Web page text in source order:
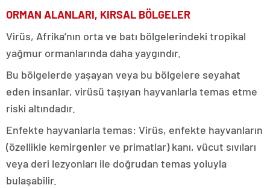
ORMAN ALANLARI, KIRSAL BÖLGELER
Virüs, Afrika’nın orta ve batı bölgelerindeki tropikal
yağmur ormanlarında daha yaygındır.
Bu bölgelerde yaşayan veya bu bölgelere seyahat
eden insanlar, virüsü taşıyan hayvanlarla temas etme
riski altındadır.
Enfekte hayvanlarla temas: Virüs, enfekte hayvanların
(özellikle kemirgenler ve primatlar) kanı, vücut sıvıları
veya deri lezyonları ile doğrudan temas yoluyla
bulaşabilir.